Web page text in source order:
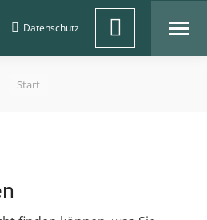
Datenschutz
Linkedin
Sie befinden sich hier:
Start